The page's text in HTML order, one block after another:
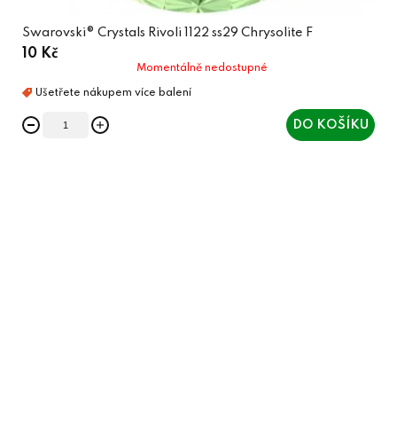
Swarovski® Crystals Rivoli 1122 ss29 Chrysolite F
10 Kč
Momentálně nedostupné
DO KOŠÍKU